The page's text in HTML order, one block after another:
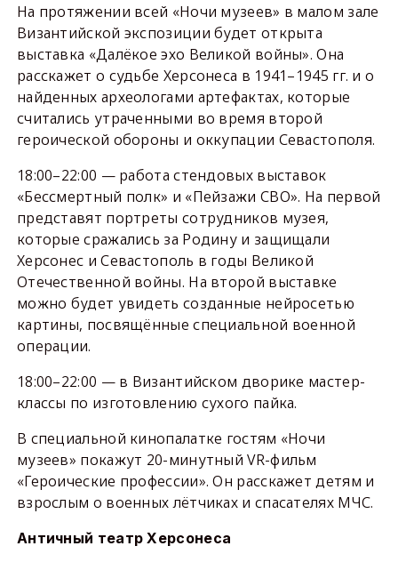
На протяжении всей «Ночи музеев» в малом зале
Византийской экспозиции будет открыта
выставка «Далёкое эхо Великой войны». Она
расскажет о судьбе Херсонеса в 1941–1945 гг. и о
найденных археологами артефактах, которые
считались утраченными во время второй
героической обороны и оккупации Севастополя.
18:00–22:00 — работа стендовых выставок
«Бессмертный полк» и «Пейзажи СВО». На первой
представят портреты сотрудников музея,
которые сражались за Родину и защищали
Херсонес и Севастополь в годы Великой
Отечественной войны. На второй выставке
можно будет увидеть созданные нейросетью
картины, посвящённые специальной военной
операции.
18:00–22:00 — в Византийском дворике мастер-
классы по изготовлению сухого пайка.
В специальной кинопалатке гостям «Ночи
музеев» покажут 20-минутный VR-фильм
«Героические профессии». Он расскажет детям и
взрослым о военных лётчиках и спасателях МЧС.
Античный театр Херсонеса